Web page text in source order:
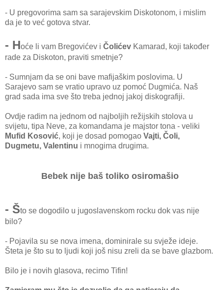
- U pregovorima sam sa sarajevskim Diskotonom, i mislim
da je to već gotova stvar.
- Hoće li vam Bregovićev i Čolićev Kamarad, koji također
rade za Diskoton, praviti smetnje?
- Sumnjam da se oni bave mafijaškim poslovima. U
Sarajevo sam se vratio upravo uz pomoć Dugmića. Naš
grad sada ima sve što treba jednoj jakoj diskografiji.
Ovdje radim na jednom od najboljih režijskih stolova u
svijetu, tipa Neve, za komandama je majstor tona - veliki
Mufid Kosović, koji je dosad pomogao Vajti, Čoli,
Dugmetu, Valentinu i mnogima drugima.
Bebek nije baš toliko osiromašio
- Što se dogodilo u jugoslavenskom rocku dok vas nije
bilo?
- Pojavila su se nova imena, dominirale su svježe ideje.
Šteta je što su to ljudi koji još nisu zreli da se bave glazbom.
Bilo je i novih glasova, recimo Tifin!